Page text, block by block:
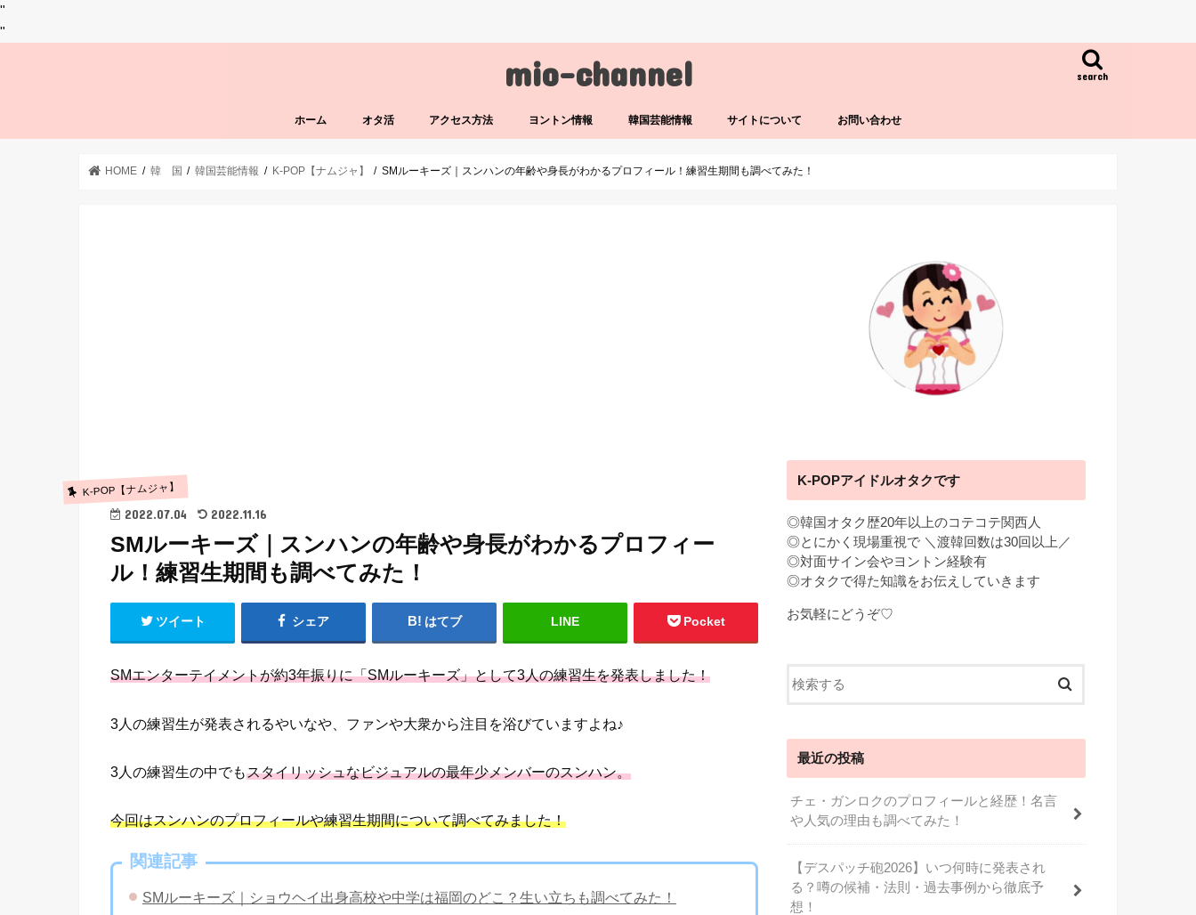
"
"
mio-channel search
ホーム オタ活 アクセス方法 ヨントン情報 韓国芸能情報 サイトについて お問い合わせ
HOME 韓 国 韓国芸能情報 K-POP【ナムジャ】 SMルーキーズ｜スンハンの年齢や身長がわかるプロフィール！練習生期間も調べてみた！
K-POP【ナムジャ】
2022.07.04 2022.11.16
SMルーキーズ｜スンハンの年齢や身長がわかるプロフィー
ル！練習生期間も調べてみた！
ツイート シェア はてブ LINE Pocket
SMエンターテイメントが約3年振りに「SMルーキーズ」として3人の練習生を発表しました！
3人の練習生が発表されるやいなや、ファンや大衆から注目を浴びていますよね♪
3人の練習生の中でもスタイリッシュなビジュアルの最年少メンバーのスンハン。
今回はスンハンのプロフィールや練習生期間について調べてみました！
関連記事
SMルーキーズ｜ショウヘイ出身高校や中学は福岡のどこ？生い立ちも調べてみた！
K-POPアイドルオタクです
◎韓国オタク歴20年以上のコテコテ関西人
◎とにかく現場重視で ＼渡韓回数は30回以上／
◎対面サイン会やヨントン経験有
◎オタクで得た知識をお伝えしていきます
お気軽にどうぞ♡
最近の投稿
チェ・ガンロクのプロフィールと経歴！名言
や人気の理由も調べてみた！
【デスパッチ砲2026】いつ何時に発表され
る？噂の候補・法則・過去事例から徹底予
想！